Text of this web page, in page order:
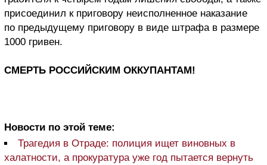
присоединил к приговору неисполненное наказание
по предыдущему приговору в виде штрафа в размере
1000 гривен.
СМЕРТЬ РОССИЙСКИМ ОККУПАНТАМ!
Новости по этой теме:
Трагедия в Отраде: полиция ищет виновных в
халатности, а прокуратура уже год пытается вернуть